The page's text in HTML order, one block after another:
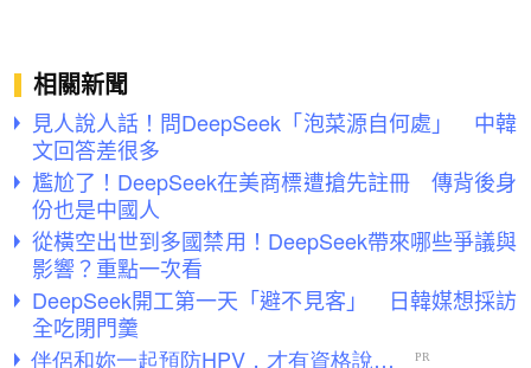
相關新聞
見人說人話！問DeepSeek「泡菜源自何處」 中韓
文回答差很多
尷尬了！DeepSeek在美商標遭搶先註冊 傳背後身
份也是中國人
從橫空出世到多國禁用！DeepSeek帶來哪些爭議與
影響？重點一次看
DeepSeek開工第一天「避不見客」 日韓媒想採訪
全吃閉門羹